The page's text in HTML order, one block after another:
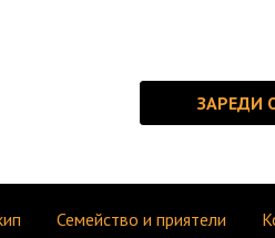
Семейство и приятели